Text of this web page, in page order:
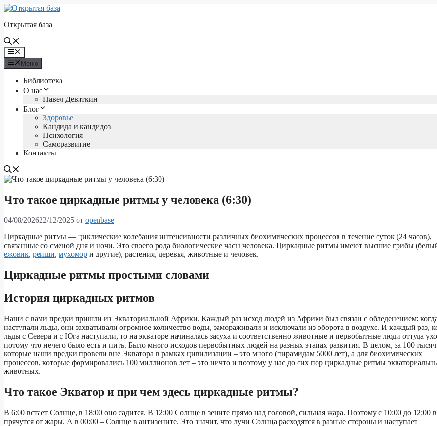
Перейти
содержимому
Открытая база
Меню
Меню
Библиотека
О нас
Павел Девяткин
Блог
Здоровье
Кандида и кандидоз
Психология
Саморазвитие
Контакты
Что такое циркадные ритмы у человека (6:30)
04/08/202622/12/2025 от openbase
Циркадные ритмы — циклические колебания интенсивности различных биохимических процессов в течение суток (24 часов),
связанные со сменой дня и ночи. Это своего рода биологические часы человека. Циркадные ритмы имеют высшие грибы
ежовик, рейши, мухомор и другие), растения, деревья, животные и человек.
Циркадные ритмы простыми словами
История циркадных ритмов
Наши с вами предки пришли из Экваториальной Африки. Каждый раз исход людей из Африки был связан с обледенением:
наступали льды, они захватывали огромное количество воды, замораживали и исключали из оборота в воздухе. И каждый раз,
льды с Севера и с Юга наступали, то на экваторе начиналась засуха и соответственно животные и первобытные люди оттуда
потому что нечего было есть и пить. Было много исходов первобытных людей на разных этапах развития. В целом, за 100 тысяч
которые наши предки провели вне Экватора в рамках цивилизации – это много (пирамидам 5000 лет), а для биохимических
процессов, которые формировались 100 миллионов лет – это ничто и поэтому у нас до сих пор циркадные ритмы
животных.
Что такое Экватор и при чем здесь циркадные ритмы?
В 6:00 встает Солнце, в 18:00 оно садится. В 12:00 Солнце в зените прямо над головой, сильная жара. Поэтому с 10:00 до 12:00
прячутся от жары. А в 00:00 – Солнце в антизените. Это значит, что лучи Солнца расходятся в разные стороны и наступает